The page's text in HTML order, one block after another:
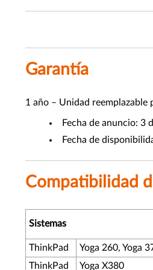
Garantía
1 año – Unidad reemplazable
Fecha de anuncio: 3
Fecha de
Compatibilidad
Sistemas
ThinkPad Yoga 260, Yoga
ThinkPad
Yoga X380